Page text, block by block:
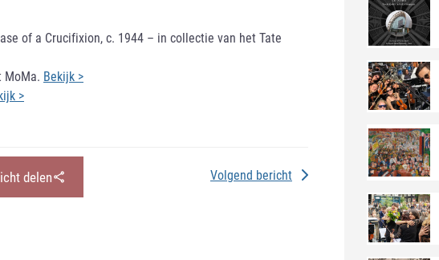
of a Crucifixion, c. 1944 – in collectie van het Tate
MoMa. Bekijk >
>
Volgend bericht
delen